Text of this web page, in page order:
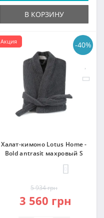
В КОРЗИНУ
-40%
Акция
Халат-кимоно Lotus Home -
Bold antrasit махровый S
5 934 грн
3 560 грн